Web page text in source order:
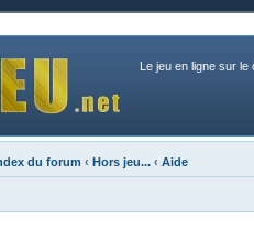
Le jeu en ligne sur le
du forum ‹ Hors jeu... ‹ Aide